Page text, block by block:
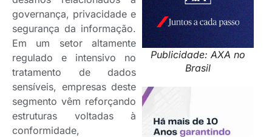
Publicidade: AXA no
Brasil
governança, privacidade e
segurança da informação.
Em um setor altamente
regulado e intensivo no
tratamento de dados
sensíveis, empresas deste
segmento vêm reforçando
estruturas voltadas à
conformidade,